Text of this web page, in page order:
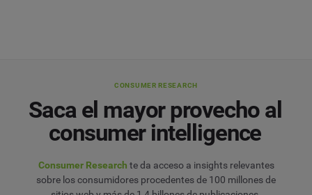
CONSUMER RESEARCH
Saca el mayor provecho al
consumer intelligence
Consumer Research te da acceso a insights relevantes
sobre los consumidores procedentes de 100 millones de